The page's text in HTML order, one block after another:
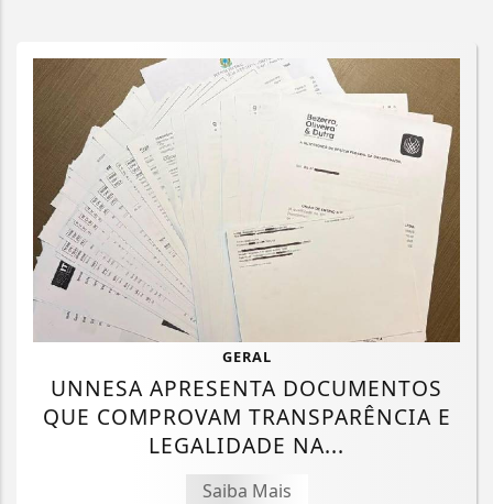
GERAL
UNNESA APRESENTA DOCUMENTOS
QUE COMPROVAM TRANSPARÊNCIA E
LEGALIDADE NA...
Saiba Mais